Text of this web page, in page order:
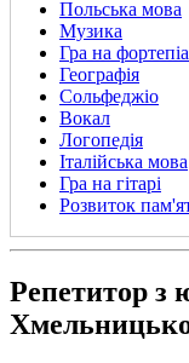
Польська мова
Музика
Гра на
Географія
Сольфеджіо
Вокал
Логопедія
Італійська мова
Гра на гітарі
Розвиток
Репетитор з